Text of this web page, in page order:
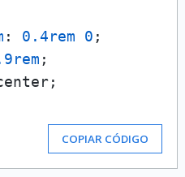
: 0.4rem 0 ;
;
COPIAR CÓDIGO